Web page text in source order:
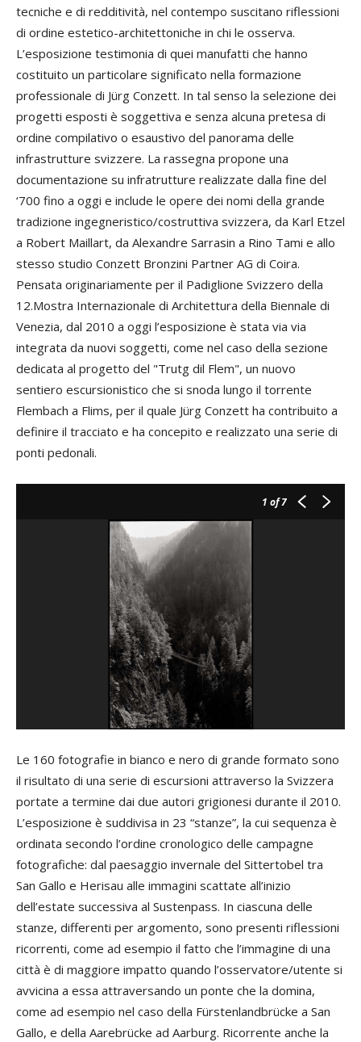
tecniche e di redditività, nel contempo suscitano riflessioni
di ordine estetico-architettoniche in chi le osserva.
L’esposizione testimonia di quei manufatti che hanno
costituito un particolare significato nella formazione
professionale di Jürg Conzett. In tal senso la selezione dei
progetti esposti è soggettiva e senza alcuna pretesa di
ordine compilativo o esaustivo del panorama delle
infrastrutture svizzere. La rassegna propone una
documentazione su infratrutture realizzate dalla fine del
‘700 fino a oggi e include le opere dei nomi della grande
tradizione ingegneristico/costruttiva svizzera, da Karl Etzel
a Robert Maillart, da Alexandre Sarrasin a Rino Tami e allo
stesso studio Conzett Bronzini Partner AG di Coira.
Pensata originariamente per il Padiglione Svizzero della
12.Mostra Internazionale di Architettura della Biennale di
Venezia, dal 2010 a oggi l’esposizione è stata via via
integrata da nuovi soggetti, come nel caso della sezione
dedicata al progetto del "Trutg dil Flem", un nuovo
sentiero escursionistico che si snoda lungo il torrente
Flembach a Flims, per il quale Jürg Conzett ha contribuito a
definire il tracciato e ha concepito e realizzato una serie di
ponti pedonali.
1 of 7
Le 160 fotografie in bianco e nero di grande formato sono
il risultato di una serie di escursioni attraverso la Svizzera
portate a termine dai due autori grigionesi durante il 2010.
L’esposizione è suddivisa in 23 “stanze”, la cui sequenza è
ordinata secondo l’ordine cronologico delle campagne
fotografiche: dal paesaggio invernale del Sittertobel tra
San Gallo e Herisau alle immagini scattate all’inizio
dell’estate successiva al Sustenpass. In ciascuna delle
stanze, differenti per argomento, sono presenti riflessioni
ricorrenti, come ad esempio il fatto che l’immagine di una
città è di maggiore impatto quando l’osservatore/utente si
avvicina a essa attraversando un ponte che la domina,
come ad esempio nel caso della Fürstenlandbrücke a San
Gallo, e della Aarebrücke ad Aarburg. Ricorrente anche la